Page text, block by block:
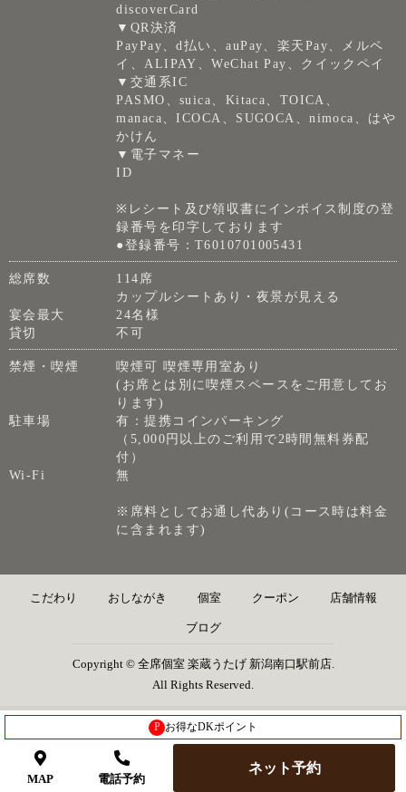
discoverCard
▼QR決済
PayPay、d払い、auPay、楽天Pay、メルペ
イ、ALIPAY、WeChat Pay、クイックペイ
▼交通系IC
PASMO、suica、Kitaca、TOICA、
manaca、ICOCA、SUGOCA、nimoca、はや
かけん
▼電子マネー
ID
※レシート及び領収書にインボイス制度の登
録番号を印字しております
●登録番号：T6010701005431
総席数
114席
カップルシートあり・夜景が見える
宴会最大
24名様
貸切
不可
禁煙・喫煙
喫煙可 喫煙専用室あり
(お席とは別に喫煙スペースをご用意してお
ります)
駐車場
有：提携コインパーキング
（5,000円以上のご利用で2時間無料券配
付）
Wi-Fi
無
※席料としてお通し代あり(コース時は料金
に含まれます)
こだわり おしながき 個室 クーポン 店舗情報
ブログ
Copyright © 全席個室 楽蔵うたげ 新潟南口駅前店.
All Rights Reserved.
P お得なDKポイント
MAP 電話予約
ネット予約